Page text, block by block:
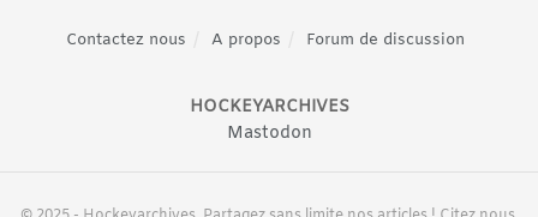
Contactez nous A propos Forum de discussion
HOCKEYARCHIVES
Mastodon